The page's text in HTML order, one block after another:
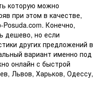
которую можно
при этом в качестве,
Posuda.com. Конечно,
дешево, но если
других предложений в
вариант именно под
онлайн с быстрой
Львов, Харьков, Одессу,